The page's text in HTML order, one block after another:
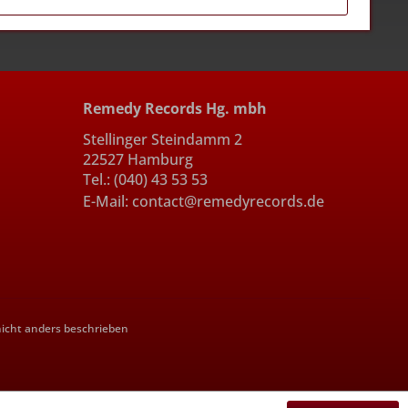
Remedy Records Hg. mbh
Stellinger Steindamm 2
22527 Hamburg
Tel.: (040) 43 53 53
E-Mail: contact@remedyrecords.de
anders beschrieben